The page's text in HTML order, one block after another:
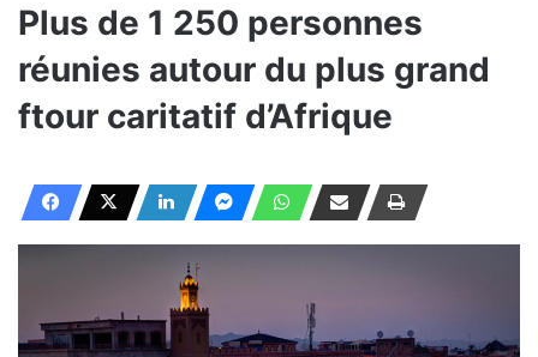
Plus de 1 250 personnes
réunies autour du plus grand
ftour caritatif d’Afrique